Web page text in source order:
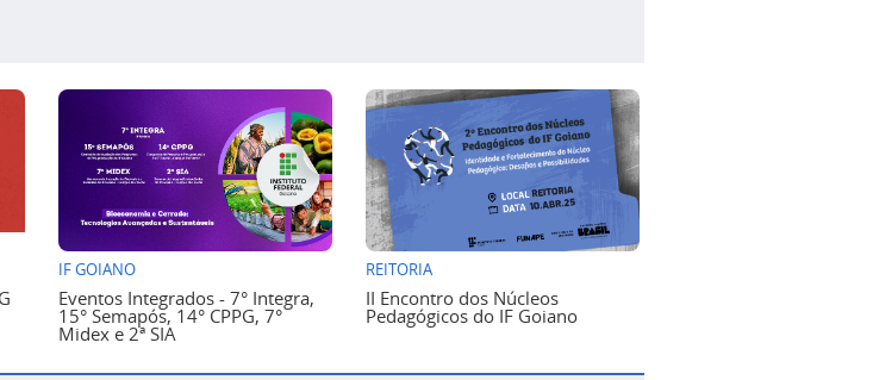
IF GOIANO
Eventos Integrados - 7° Integra,
15° Semapós, 14° CPPG, 7°
Midex e 2ª SIA
REITORIA
II Encontro dos Núcleos
Pedagógicos do IF Goiano